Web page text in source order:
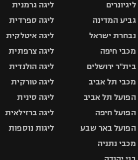
ליגיונרים
גביע המדינה
נבחרת ישראל
מכבי חיפה
בית"ר ירושלים
מכבי תל אביב
הפועל תל אביב
הפועל חיפה
הפועל באר שבע
מכבי נתניה
ליגה גרמנית
ליגה ספרדית
ליגה איטלקית
ליגה צרפתית
ליגה הולנדית
ליגה טורקית
ליגה סינית
ליגה ברזילאית
ליגות נוספות